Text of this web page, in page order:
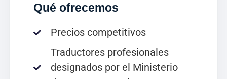
Qué ofrecemos
Precios competitivos
Traductores profesionales
designados por el Ministerio